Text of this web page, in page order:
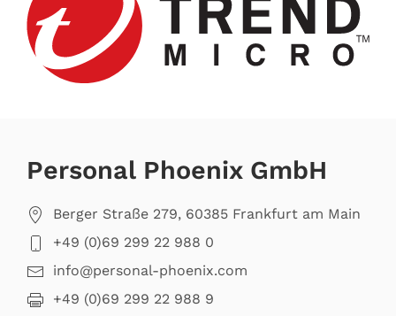
Personal Phoenix GmbH
Berger Straße 279, 60385 Frankfurt am Main
+49 (0)69 299 22 988 0
info@personal-phoenix.com
+49 (0)69 299 22 988 9